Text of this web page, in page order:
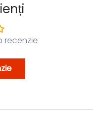
recenzie